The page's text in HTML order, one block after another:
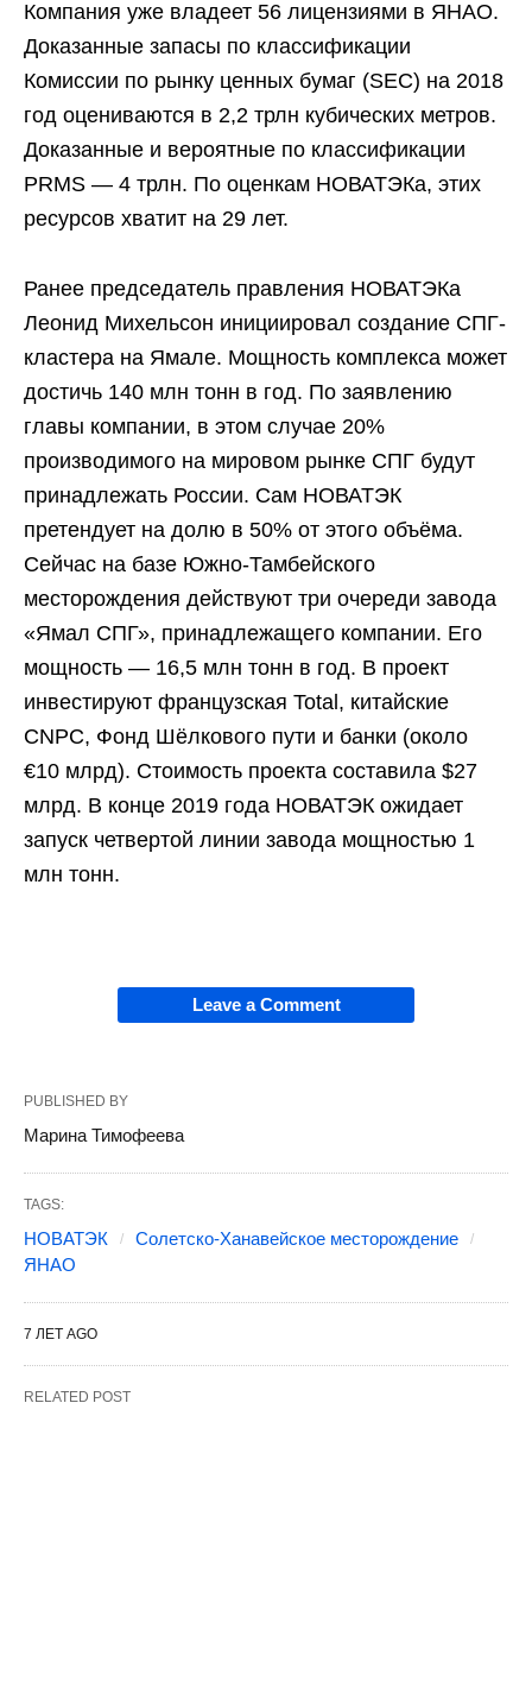
Компания уже владеет 56 лицензиями в ЯНАО.
Доказанные запасы по классификации
Комиссии по рынку ценных бумаг (SEC) на 2018
год оцениваются в 2,2 трлн кубических метров.
Доказанные и вероятные по классификации
PRMS — 4 трлн. По оценкам НОВАТЭКа, этих
ресурсов хватит на 29 лет.
Ранее председатель правления НОВАТЭКа
Леонид Михельсон инициировал создание СПГ-
кластера на Ямале. Мощность комплекса может
достичь 140 млн тонн в год. По заявлению
главы компании, в этом случае 20%
производимого на мировом рынке СПГ будут
принадлежать России. Сам НОВАТЭК
претендует на долю в 50% от этого объёма.
Сейчас на базе Южно-Тамбейского
месторождения действуют три очереди завода
«Ямал СПГ», принадлежащего компании. Его
мощность — 16,5 млн тонн в год. В проект
инвестируют французская Total, китайские
CNPC, Фонд Шёлкового пути и банки (около
€10 млрд). Стоимость проекта составила $27
млрд. В конце 2019 года НОВАТЭК ожидает
запуск четвертой линии завода мощностью 1
млн тонн.
Leave a Comment
PUBLISHED BY
Марина Тимофеева
TAGS:
НОВАТЭК
Солетско-Ханавейское месторождение
ЯНАО
7 ЛЕТ AGO
RELATED POST